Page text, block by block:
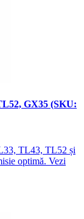
GX35 (SKU:
TL43, TL52 și
optimă. Vezi